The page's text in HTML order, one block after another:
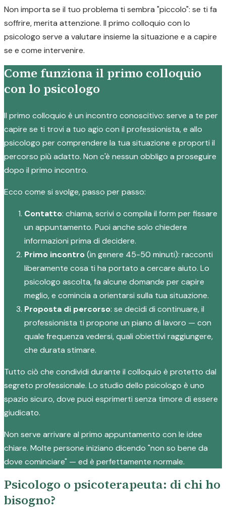
Non importa se il tuo problema ti sembra "piccolo": se ti fa
soffrire, merita attenzione. Il primo colloquio con lo
psicologo serve a valutare insieme la situazione e a capire
se e come intervenire.
Come funziona il primo colloquio
con lo psicologo
Il primo colloquio è un incontro conoscitivo: serve a te per
capire se ti trovi a tuo agio con il professionista, e allo
psicologo per comprendere la tua situazione e proporti il
percorso più adatto. Non c'è nessun obbligo a proseguire
dopo il primo incontro.
Ecco come si svolge, passo per passo:
Contatto: chiama, scrivi o compila il form per fissare
un appuntamento. Puoi anche solo chiedere
informazioni prima di decidere.
Primo incontro(in genere 45-50 minuti): racconti
liberamente cosa ti ha portato a cercare aiuto. Lo
psicologo ascolta, fa alcune domande per capire
meglio, e comincia a orientarsi sulla tua situazione.
Proposta di percorso: se decidi di continuare, il
professionista ti propone un piano di lavoro — con
quale frequenza vedersi, quali obiettivi raggiungere,
che durata stimare.
Tutto ciò che condividi durante il colloquio è protetto dal
segreto professionale. Lo studio dello psicologo è uno
spazio sicuro, dove puoi esprimerti senza timore di essere
giudicato.
Non serve arrivare al primo appuntamento con le idee
chiare. Molte persone iniziano dicendo "non so bene da
dove cominciare" — ed è perfettamente normale.
Psicologo o psicoterapeuta: di chi ho
bisogno?